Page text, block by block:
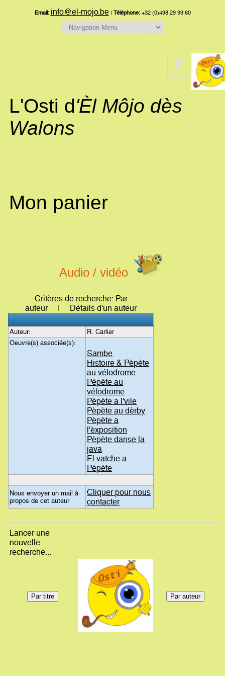
Email: info@el-mojo.be| Téléphone:+32 (0)498 29 99 60
L'Osti d'Èl Môjo dès
Walons
Mon panier
Audio / vidéo
Critères de recherche: Par
auteur | Détails d'un auteur
Auteur:
R. Carlier
Oeuvre(s) associée(s):
Sambe
Histoire & Pèpète
au vélodrome
Pèpète au
vélodrome
Pèpète a l'vile
Pèpète au dèrby
Pèpète a
l'èxposition
Pèpète danse la
java
El vatche a
Pèpète
Nous envoyer un mail à
propos de cet auteur
Cliquer pour nous
contacter
Lancer une
nouvelle
recherche...